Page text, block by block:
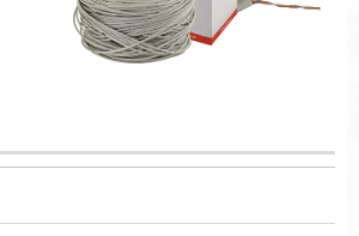
ŚREDNICA
PRZEWODU /